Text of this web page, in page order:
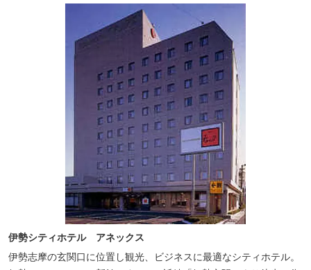
伊勢シティホテル アネックス
伊勢志摩の玄関口に位置し観光、ビジネスに最適なシティホテル。